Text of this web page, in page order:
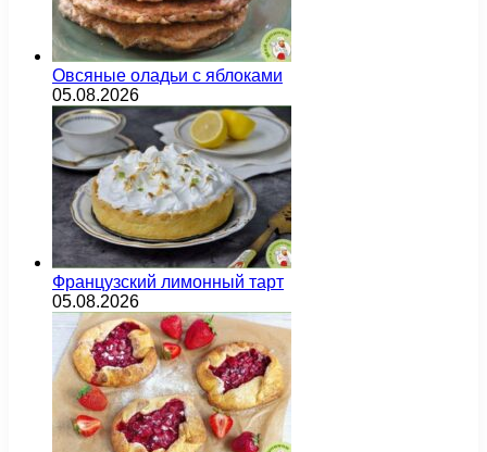
Овсяные оладьи с яблоками
05.08.2026
Французский лимонный тарт
05.08.2026